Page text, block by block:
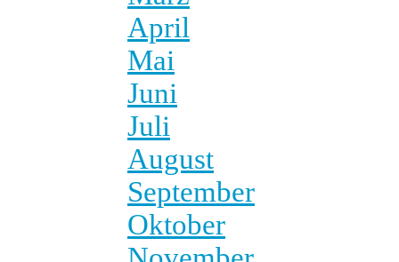
April
Mai
Juni
Juli
August
September
Oktober